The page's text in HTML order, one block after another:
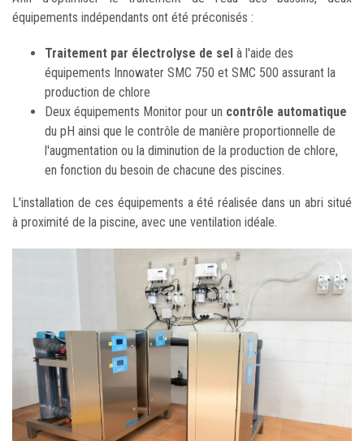
équipements indépendants ont été préconisés :
Traitement par électrolyse de sel à l'aide des
équipements Innowater SMC 750 et SMC 500 assurant la
production de chlore
Deux équipements Monitor pour un contrôle automatique
du pH ainsi que le contrôle de manière proportionnelle de
l'augmentation ou la diminution de la production de chlore,
en fonction du besoin de chacune des piscines.
L'installation de ces équipements a été réalisée dans un abri situé
à proximité de la piscine, avec une ventilation idéale.